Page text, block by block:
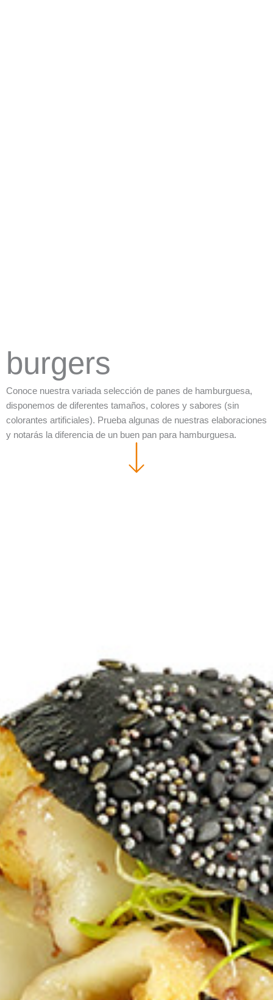
burgers
Conoce nuestra variada selección de panes de hamburguesa,
disponemos de diferentes tamaños, colores y sabores (sin
colorantes artificiales). Prueba algunas de nuestras elaboraciones
y notarás la diferencia de un buen pan para hamburguesa.